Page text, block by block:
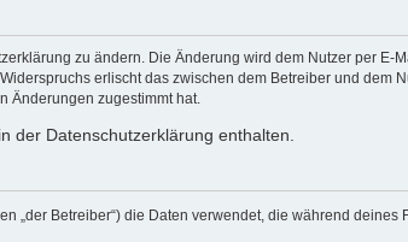
zu ändern. Die Änderung wird dem Nutzer per E-
erlischt das zwischen dem Betreiber und dem
Änderungen zugestimmt hat.
der Datenschutzerklärung enthalten.
„der Betreiber“) die Daten verwendet, die während